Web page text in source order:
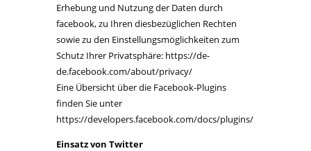
Erhebung und Nutzung der Daten durch
facebook, zu Ihren diesbezüglichen Rechten
sowie zu den Einstellungsmöglichkeiten zum
Schutz Ihrer Privatsphäre: https://de-
de.facebook.com/about/privacy/
Eine Übersicht über die Facebook-Plugins
finden Sie unter
https://developers.facebook.com/docs/plugins/
Einsatz von Twitter